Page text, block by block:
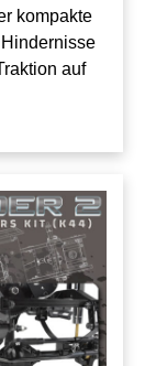
kompakte
auf